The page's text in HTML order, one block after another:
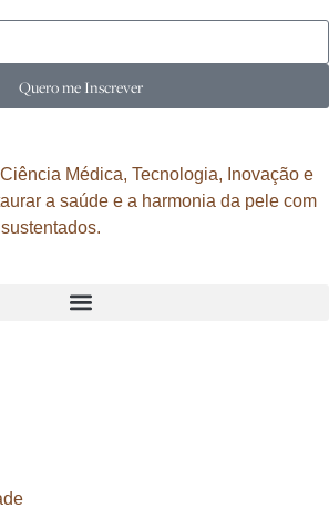
Quero me Inscrever
Médica, Tecnologia, Inovação e
a saúde e a harmonia da pele com